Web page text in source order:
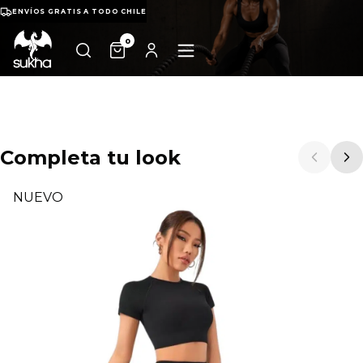
ENVÍOS GRATIS A TODO CHILE
0
Completa tu look
NUEVO